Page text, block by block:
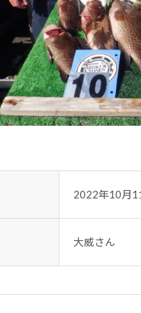
2022年10月
大威さん